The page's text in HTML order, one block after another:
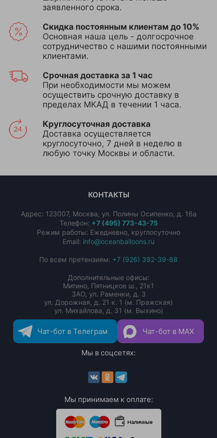
заявленного срока.
Скидка постоянным клиентам до 10%
Основная наша цель - долгосрочное
сотрудничество с нашими постоянными
клиентами.
Срочная доставка за 1 час
При необходимости мы можем
осуществить срочную доставку в
пределах МКАД в течении 1 часа.
Круглосуточная доставка
Доставка осуществляется
круглосуточно, 7 дней в неделю в
любую точку Москвы и области.
КОНТАКТЫ
Адрес: 123007, Москва, ул. Полины Осипенко, д. 16а
Телефон: +7 (495) 773-43-75
Режим работы: Ежедневно, круглосуточно
Email: info@oceanballoons.ru
По всем претензиям: +7 (926) 392-39-88
Дополнительные офисы:
Митино, Пятницкое ш., 21к1
ЗАО, ул. Раменки, д. 3
ул. Дорожная, д. 21 к. 1 (м. Пражская)
ул. Михайлова, д. 31 (м. Выхино)
Чат-бот в Телеграм Чат-бот в MAX
Мы в соцсетях:
Мы принимаем к оплате: